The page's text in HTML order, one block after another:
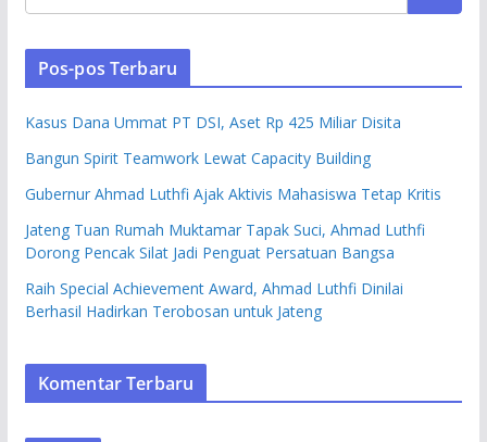
Pos-pos Terbaru
Kasus Dana Ummat PT DSI, Aset Rp 425 Miliar Disita
Bangun Spirit Teamwork Lewat Capacity Building
Gubernur Ahmad Luthfi Ajak Aktivis Mahasiswa Tetap Kritis
Jateng Tuan Rumah Muktamar Tapak Suci, Ahmad Luthfi
Dorong Pencak Silat Jadi Penguat Persatuan Bangsa
Raih Special Achievement Award, Ahmad Luthfi Dinilai
Berhasil Hadirkan Terobosan untuk Jateng
Komentar Terbaru